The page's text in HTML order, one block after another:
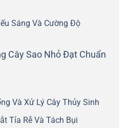
Sáng Và Cường Độ
Cây Sao Nhỏ Đạt Chuẩn
Và Xử Lý Cây Thủy Sinh
Tỉa Rễ Và Tách Bụi